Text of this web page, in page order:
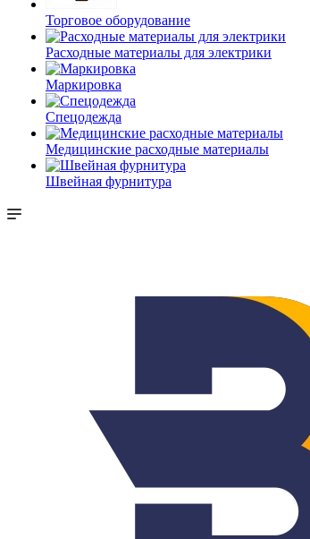
Торговое оборудование
Расходные материалы для электрики
Маркировка
Спецодежда
Медицинские расходные материалы
Швейная фурнитура